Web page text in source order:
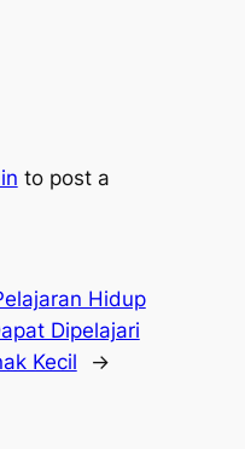
to post a
Hidup
Dipelajari
Kecil
→